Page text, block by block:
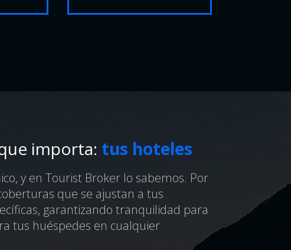
importa: tus hoteles
y en Tourist Broker lo sabemos. Por
que se ajustan a tus
garantizando tranquilidad para
tus huéspedes en cualquier